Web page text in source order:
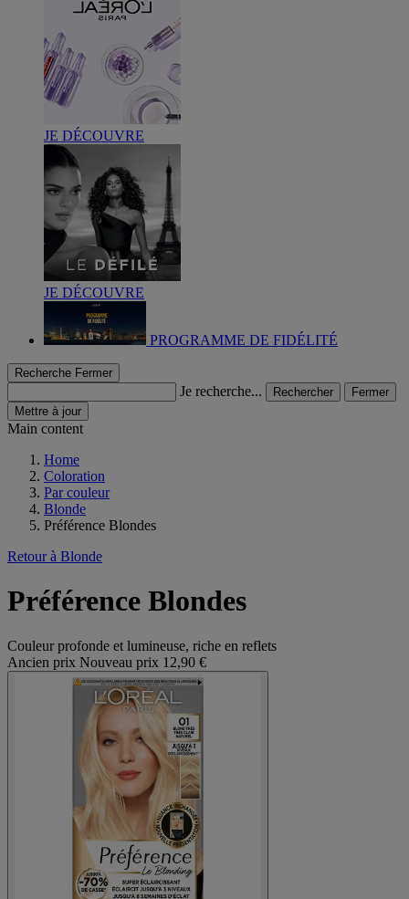
JE DÉCOUVRE
JE DÉCOUVRE
PROGRAMME DE FIDÉLITÉ
Recherche Fermer
Je recherche... Rechercher
Fermer
Mettre à jour
Main content
Home
Coloration
Par couleur
Blonde
Préférence Blondes
Retour à Blonde
Préférence Blondes
Couleur profonde et lumineuse, riche en reflets
Ancien prix Nouveau prix 12,90 €